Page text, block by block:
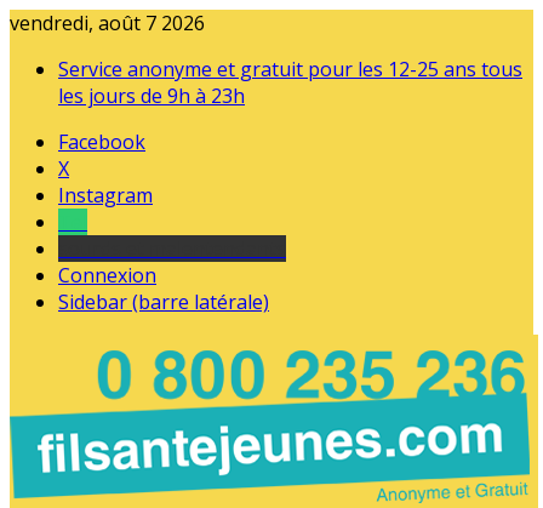
vendredi, août 7 2026
Service anonyme et gratuit pour les 12-25 ans tous
les jours de 9h à 23h
Facebook
X
Instagram
Connexion
Sidebar (barre latérale)